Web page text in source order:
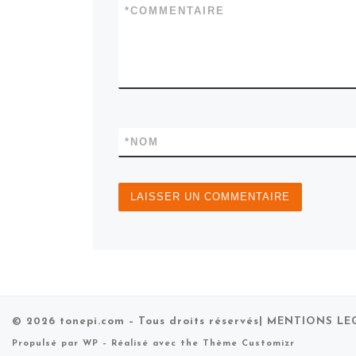
COMMENTAIRE
*
NOM
*
© 2026 tonepi.com – Tous droits réservés | MENTIONS
Propulsé par WP – Réalisé avec the Thème Customizr